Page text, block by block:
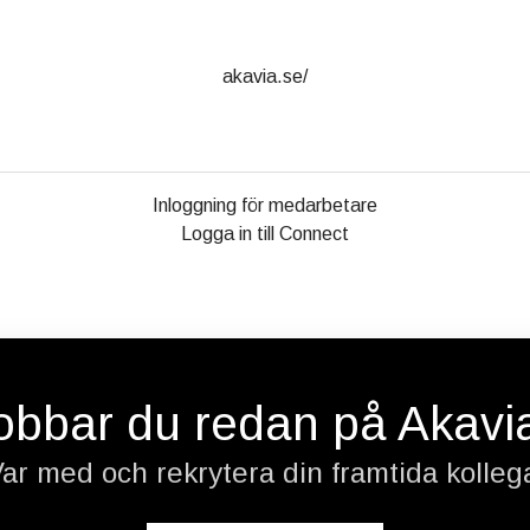
akavia.se/
Inloggning för medarbetare
Logga in till Connect
du redan på
med och rekrytera din framtida